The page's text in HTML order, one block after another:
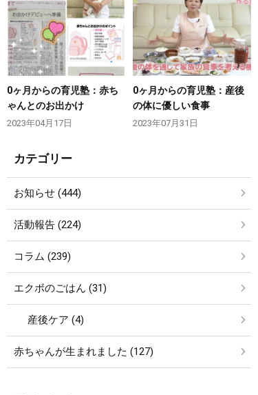
0ヶ月からの育児塾：赤ち
ゃんとのお出かけ
2023年04月17日
0ヶ月からの育児塾：産後
の体に優しい食事
2023年07月31日
カテゴリー
お知らせ (444)
活動報告 (224)
コラム (239)
エクボのごはん (31)
産後ケア (4)
赤ちゃんが生まれました (127)